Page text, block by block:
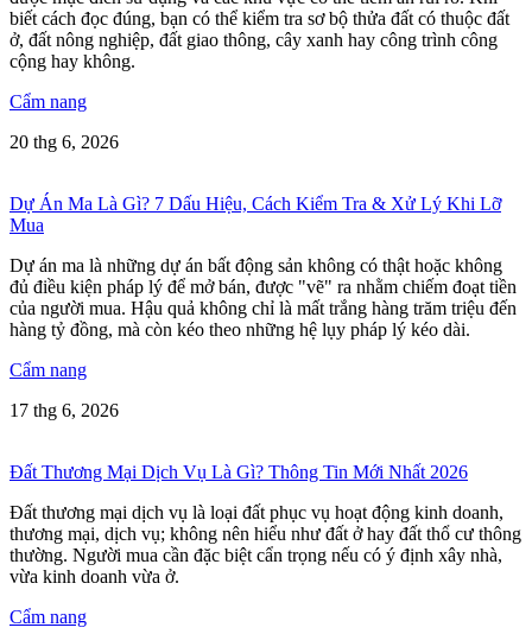
biết cách đọc đúng, bạn có thể kiểm tra sơ bộ thửa đất có thuộc đất
ở, đất nông nghiệp, đất giao thông, cây xanh hay công trình công
cộng hay không.
Cẩm nang
20 thg 6, 2026
Dự Án Ma Là Gì? 7 Dấu Hiệu, Cách Kiểm Tra & Xử Lý Khi Lỡ
Mua
Dự án ma là những dự án bất động sản không có thật hoặc không
đủ điều kiện pháp lý để mở bán, được "vẽ" ra nhằm chiếm đoạt tiền
của người mua. Hậu quả không chỉ là mất trắng hàng trăm triệu đến
hàng tỷ đồng, mà còn kéo theo những hệ lụy pháp lý kéo dài.
Cẩm nang
17 thg 6, 2026
Đất Thương Mại Dịch Vụ Là Gì? Thông Tin Mới Nhất 2026
Đất thương mại dịch vụ là loại đất phục vụ hoạt động kinh doanh,
thương mại, dịch vụ; không nên hiểu như đất ở hay đất thổ cư thông
thường. Người mua cần đặc biệt cẩn trọng nếu có ý định xây nhà,
vừa kinh doanh vừa ở.
Cẩm nang